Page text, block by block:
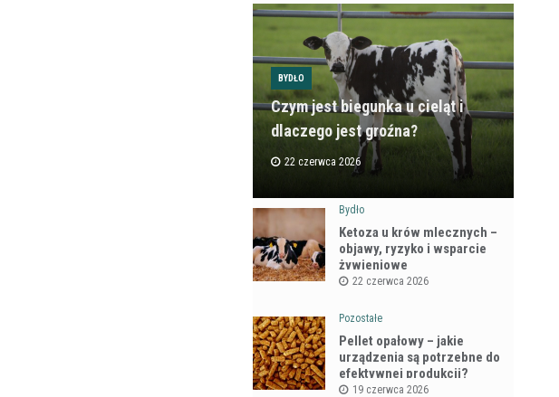
BYDŁO
Czym jest biegunka u cieląt i
dlaczego jest groźna?
22 czerwca 2026
Bydło
Ketoza u krów mlecznych –
objawy, ryzyko i wsparcie
żywieniowe
22 czerwca 2026
Pozostałe
Pellet opałowy – jakie
urządzenia są potrzebne do
efektywnej produkcji?
19 czerwca 2026